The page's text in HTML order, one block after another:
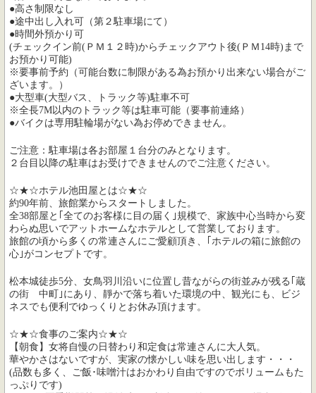
●高さ制限なし
●途中出し入れ可（第２駐車場にて）
●時間外預かり可
(チェックイン前(ＰＭ１２時)からチェックアウト後(ＰＭ14時)まで
お預かり可能)
※要事前予約（可能台数に制限がある為お預かり出来ない場合がご
ざいます。）
●大型車(大型バス、トラック等)駐車不可
※全長7M以内のトラック等は駐車可能（要事前連絡）
●バイクは専用駐輪場がない為お停めできません。
ご注意：駐車場は各お部屋１台分のみとなります。
２台目以降の駐車はお受けできませんのでご注意ください。
☆★☆ホテル池田屋とは☆★☆
約90年前、旅館業からスタートしました。
全38部屋と｢全てのお客様に目の届く｣規模で、家族中心当時から変
わらぬ思いでアットホームなホテルとして営業しております。
旅館の頃から多くの常連さんにご愛顧頂き、｢ホテルの箱に旅館の
心｣がコンセプトです。
松本城徒歩5分、女鳥羽川沿いに位置し昔ながらの街並みが残る｢蔵
の街 中町｣にあり、靜かで落ち着いた環境の中、観光にも、ビジ
ネスでも便利でゆっくりとお休み頂けます。
☆★☆食事のご案内☆★☆
【朝食】女将自慢の日替わり和定食は常連さんに大人気。
華やかさはないですが、実家の懐かしい味を思い出します・・・
(品数も多く、ご飯･味噌汁はおかわり自由ですのでボリュームもた
っぷりです)